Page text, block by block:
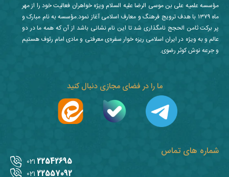
شماره های تماس
22542695
021
22557092
021
ما را در فضای مجازی دنبال کنید
مؤسسه علمیه علی بن موسی الرضا علیه السلام ویژه خواهران فعالیت خود را از مهر
ماه ۱۳۷۹ با هدف ترویج فرهنگ و معارف اسلامی آغاز نمود.مؤسسه به نام مبارک و
پر برکت ثامن الحجج نامگذاری شد تا این نام نشانی باشد از آن که همه ما در دو
عالم و به ویژه در ایران اسلامی ریزه خوار سفره‌ی معرفتی و مادی امام رئوف هستیم
و جرعه نوش کوثر رضوی.